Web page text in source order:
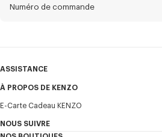
évènements KENZO, qui peuvent être
Numéro de commande
ASSISTANCE
Mon compte
ASSISTANCE
À PROPOS DE KENZO
CGV
Mentions Légales et CGU
E-Carte Cadeau KENZO
NOUS SUIVRE